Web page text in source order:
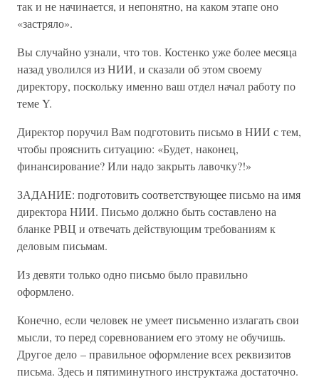
так и не начинается, и непонятно, на каком этапе оно
«застряло».
Вы случайно узнали, что тов. Костенко уже более месяца
назад уволился из НИИ, и сказали об этом своему
директору, поскольку именно ваш отдел начал работу по
теме Y.
Директор поручил Вам подготовить письмо в НИИ с тем,
чтобы прояснить ситуацию: «Будет, наконец,
финансирование? Или надо закрыть лавочку?!»
ЗАДАНИЕ: подготовить соответствующее письмо на имя
директора НИИ. Письмо должно быть составлено на
бланке РВЦ и отвечать действующим требованиям к
деловым письмам.
Из девяти только одно письмо было правильно
оформлено.
Конечно, если человек не умеет письменно излагать свои
мысли, то перед соревнованием его этому не обучишь.
Другое дело – правильное оформление всех реквизитов
письма. Здесь и пятиминутного инструктажа достаточно.